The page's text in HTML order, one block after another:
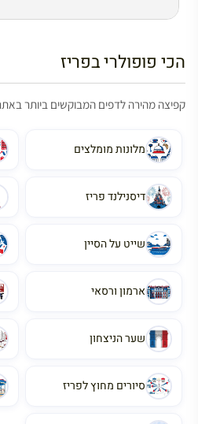
הכי פופולרי בפריז
קפיצה מהירה לדפים המבוקשים ביותר
מלונות מומלצים
דיסנילנד פריז
שייט על הסיין
ארמון ורסאי
שער הניצחון
סיורים מחוץ לפריז